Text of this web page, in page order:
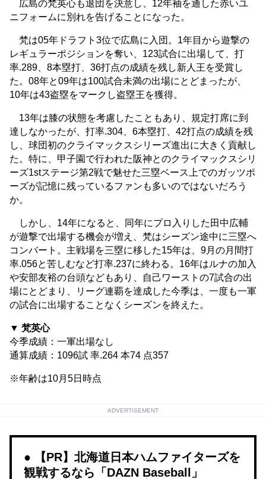
広島の梵英心も退団を決意し、12年袖を通した赤いユ
ニフォームに別れを告げることになった。
梵は05年ドラフト3位で広島に入団。1年目から遊撃の
レギュラーポジションを奪い、123試合に出場して、打
率.289、8本塁打、36打点の成績を残し新人王を受賞し
た。08年と09年は100試合未満の出場にとどまったが、
10年は43盗塁をマークし盗塁王を獲得。
13年は膝の状態を考慮したこともあり、規定打席に到
達しなかったが、打率.304、6本塁打、42打点の成績を残
し、球団初のクライマックスシリーズ進出に大きく貢献し
た。特に、甲子園で行われた阪神とのクライマックスシリ
ーズ1stステージ第2戦で魅せた三塁ベース上でのガッツポ
ーズが記憶に残っているファンも多いのではないだろう
か。
しかし、14年になると、同年にプロ入りした田中広輔
が遊撃で出場する機会が増え、梵はシーズン途中に三塁へ
コンバート。主戦場を三塁に移した15年は、9月の月間打
率.056と苦しむなど打率.237に終わる。16年はルナの加入
や安部友裕の台頭などもあり、自己ワーストの7試合の出
場にとどまり、リーグ連覇を達成した今季は、一度も一軍
の試合に出場することなくシーズンを終えた。
▼ 梵英心
今季成績：一軍出場なし
通算成績：1096試 率.264 本74 点357
※年齢は10月5日時点
ADVERTISEMENT
【PR】北海道日本ハムファイターズを
観戦するなら「DAZN Baseball」